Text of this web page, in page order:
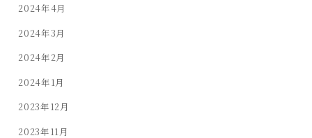
2024年4月
2024年3月
2024年2月
2024年1月
2023年12月
2023年11月